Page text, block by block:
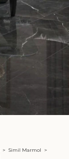
> Simil Marmol
>